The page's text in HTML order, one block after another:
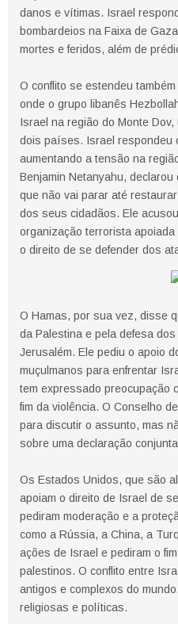
danos e vítimas. Israel
bombardeios na Faixa de
mortes e feridos, além de
O conflito se estendeu
onde o grupo libanês
Israel na região do Monte
dois países. Israel respondeu
aumentando a tensão na
Benjamin Netanyahu,
que não vai parar até
dos seus cidadãos. Ele
organização terrorista
o direito de se defender dos
O Hamas, por sua vez, disse
da Palestina e pela defesa
Jerusalém. Ele pediu o apoio
muçulmanos para enfrentar
tem expressado preocupação
fim da violência. O Conselho
para discutir o assunto, mas
sobre uma declaração
Os Estados Unidos, que são
apoiam o direito de Israel de
pediram moderação e a
como a Rússia, a China, a
ações de Israel e pediram o
palestinos. O conflito entre
antigos e complexos do
religiosas e políticas.